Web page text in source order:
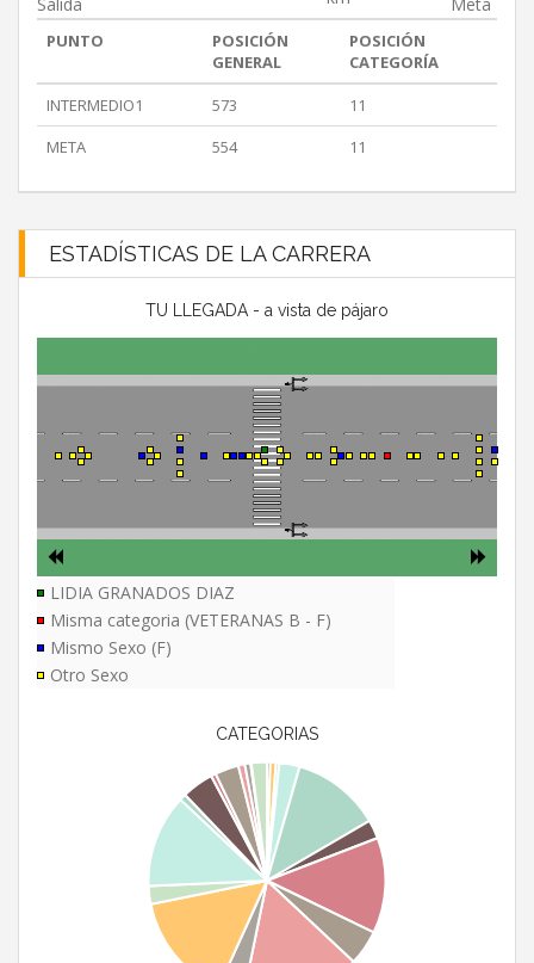
Salida Meta
PUNTO
POSICIÓN
GENERAL
POSICIÓN
CATEGORÍA
INTERMEDIO1
573
11
META
554 11
ESTADÍSTICAS DE LA CARRERA
TU LLEGADA - a vista de pájaro
LIDIA GRANADOS DIAZ
Misma categoria (VETERANAS B - F)
Mismo Sexo (F)
Otro Sexo
CATEGORIAS